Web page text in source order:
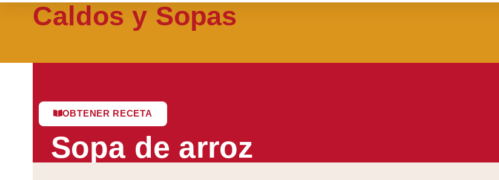
Caldos y Sopas
OBTENER RECETA
Sopa de arroz